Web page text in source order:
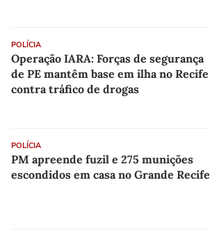
POLÍCIA
Operação IARA: Forças de segurança
de PE mantêm base em ilha no Recife
contra tráfico de drogas
POLÍCIA
PM apreende fuzil e 275 munições
escondidos em casa no Grande Recife